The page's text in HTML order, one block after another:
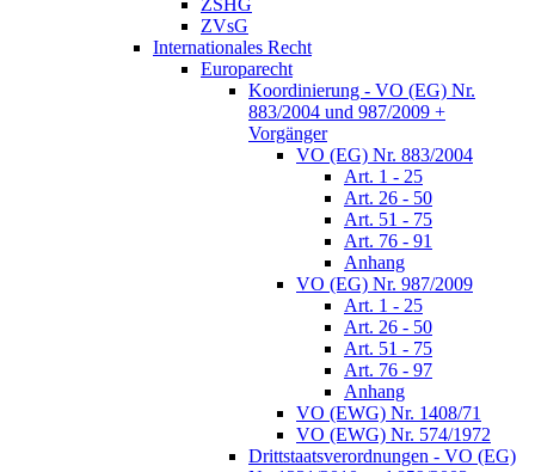
ZVsG
Internationales Recht
Europarecht
Koordinierung - VO (EG) Nr.
883/2004 und 987/2009 +
Vorgänger
VO (EG) Nr. 883/2004
Art. 1 - 25
Art. 26 - 50
Art. 51 - 75
Art. 76 - 91
Anhang
VO (EG) Nr. 987/2009
Art. 1 - 25
Art. 26 - 50
Art. 51 - 75
Art. 76 - 97
Anhang
VO (EWG) Nr. 1408/71
VO (EWG) Nr. 574/1972
Drittstaatsverordnungen - VO (EG)